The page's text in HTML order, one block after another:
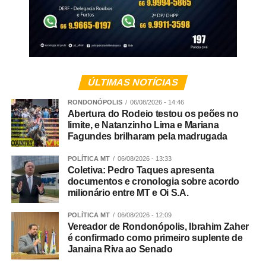
Autor de furtos e estelionatos em
Conforme apurado, trata-se de um grupo criminoso que
atuava nos crimes de tráfico de drogas, extorsão,
exploração de jogos de azar, fraude processual e
falsidade ideológica.
Continuidade
As diligências prosseguem para a conclusão das
investigações e finalização do inquérito policial, com o
consequente indiciamento dos envolvidos.
ÚLTIMAS NOTÍCIAS
RONDONÓPOLIS 06/08/2026 - 14:46
Abertura do Rodeio testou os peões no
limite, e Natanzinho Lima e Mariana
Fagundes brilharam pela madrugada
POLÍTICA MT 06/08/2026 - 13:33
Coletiva: Pedro Taques apresenta
documentos e cronologia sobre acordo
milionário entre MT e Oi S.A.
POLÍTICA MT 06/08/2026 - 12:09
Vereador de Rondonópolis, Ibrahim Zaher
é confirmado como primeiro suplente de
Janaina Riva ao Senado